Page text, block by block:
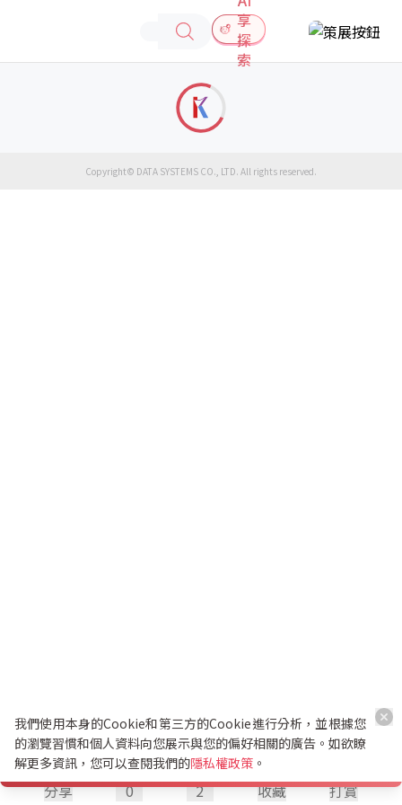
享
探
索
分享 0 2 收藏 打賞
Copyright© DATA SYSTEMS CO., LTD. All rights reserved.
我們使用本身的Cookie和第三方的Cookie進行分析，並根據您
的瀏覽習慣和個人資料向您展示與您的偏好相關的廣告。如欲瞭
解更多資訊，您可以查閱我們的隱私權政策 。